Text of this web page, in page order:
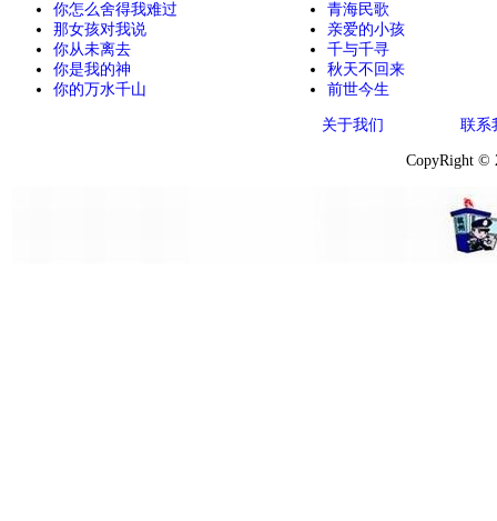
你怎么舍得我难过
那女孩对我说
你从未离去
你是我的神
你的万水千山
青海民歌
亲爱的小孩
千与千寻
秋天不回来
前世今生
关于我们 联系
CopyRight ©